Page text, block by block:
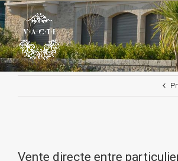
Passer
au
contenu
Vente directe entre